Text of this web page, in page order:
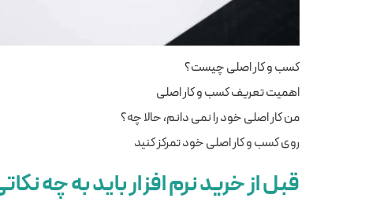
کسب و کار اصلی چیست؟
اهمیت تعریف کسب و کار اصلی
من کار اصلی خود را نمی دانم، حالا چه؟
روی کسب و کار اصلی خود تمرکز کنید
قبل از خرید نرم افزار باید به چه